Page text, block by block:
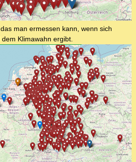
man ermessen kann, wenn sich
Klimawahn ergibt.